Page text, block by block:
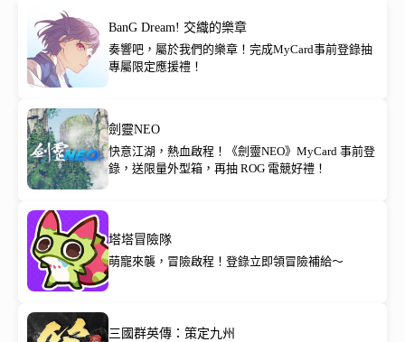
BanG Dream! 交織的樂章
奏響吧，屬於我們的樂章！完成MyCard事前登錄抽
專屬限定應援禮！
劍靈NEO
快意江湖，熱血啟程！《劍靈NEO》MyCard 事前登
錄，送限量外型箱，再抽 ROG 電競好禮！
塔塔冒險隊
萌寵來襲，冒險啟程！登錄立即領冒險補給～
三國群英傳：策定九州